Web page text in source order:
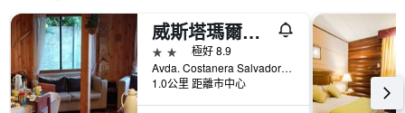
威斯塔瑪爾小屋及青年旅舍 - 安庫德
2星級
極好 8.9
Avda. Costanera Salvador Allende 918, 安庫德, 智利
1.0公里 距離市中心